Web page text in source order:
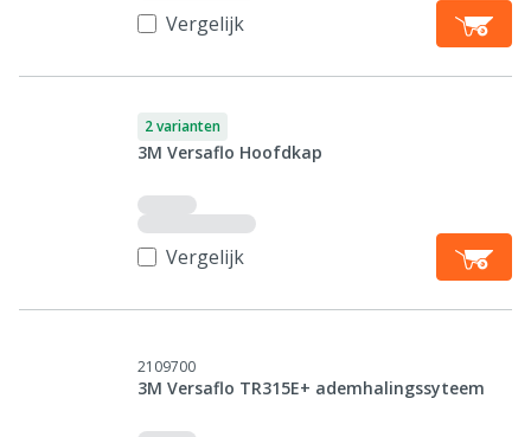
Vergelijk
2 varianten
3M Versaflo Hoofdkap
Vergelijk
2109700
3M Versaflo TR315E+ ademhalingssyteem